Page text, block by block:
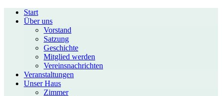
Start
Über uns
Vorstand
Satzung
Geschichte
Mitglied werden
Vereinsnachrichten
Veranstaltungen
Unser Haus
Zimmer